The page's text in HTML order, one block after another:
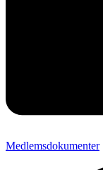
Medlemsdokumenter